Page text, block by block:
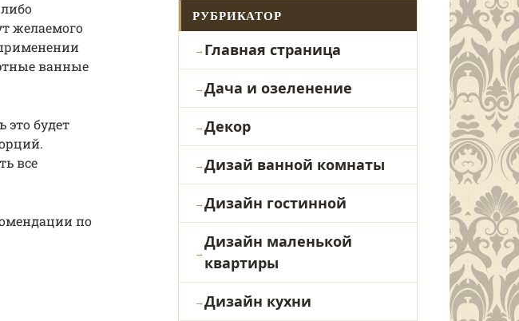
желаемого
ванные
это будет
все
по
РУБРИКАТОР
Главная страница
Дача и озеленение
Декор
Дизай ванной комнаты
Дизайн гостинной
Дизайн маленькой
квартиры
Дизайн кухни